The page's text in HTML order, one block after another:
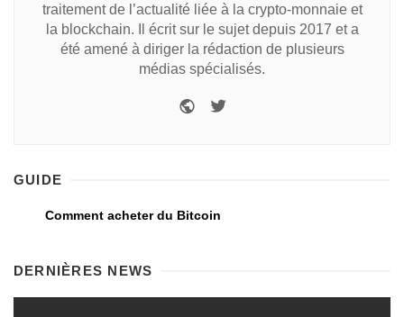
traitement de l’actualité liée à la crypto-monnaie et
la blockchain. Il écrit sur le sujet depuis 2017 et a
été amené à diriger la rédaction de plusieurs
médias spécialisés.
GUIDE
Comment acheter du Bitcoin
DERNIÈRES NEWS